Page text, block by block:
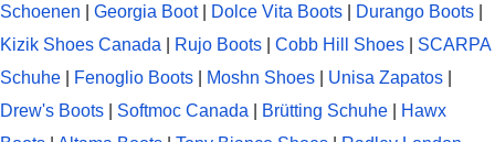
Schoenen
Georgia Boot| Dolce Vita Boots Durango Boots
Kizik Shoes Canada
Rujo Boots Cobb Hill Shoes
SCARPA
Schuhe
Fenoglio Boots Moshn Shoes Unisa Zapatos
Drew's Boots
Softmoc Canada Brütting Schuhe
Hawx